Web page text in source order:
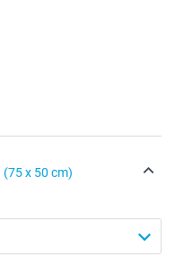
(75 x 50 cm)